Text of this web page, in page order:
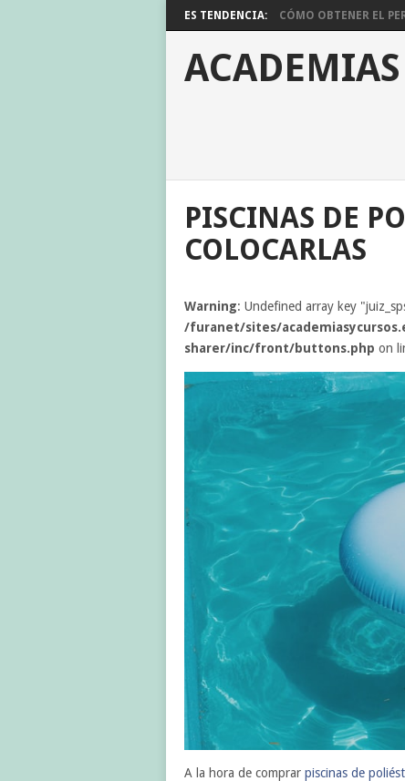
ES TENDENCIA: CÓMO OBTENER EL
PISCINAS DE
COLOCARLAS
Warning: Undefined array key
/furanet/sites/
sharer/inc/front/buttons.php on
A la hora de comprar piscinas de